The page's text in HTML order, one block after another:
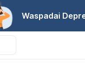
Waspadai